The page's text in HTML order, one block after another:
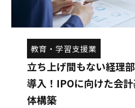
教育・学習支援業
立ち上げ間もない経理
導入！IPOに向けた会
体構築